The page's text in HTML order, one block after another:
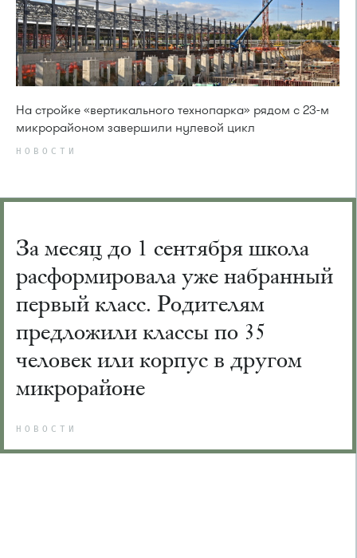
На стройке «вертикального технопарка» рядом с 23-м
микрорайоном завершили нулевой цикл
НОВОСТИ
За месяц до 1 сентября школа
расформировала уже набранный
первый класс. Родителям
предложили классы по 35
человек или корпус в другом
микрорайоне
НОВОСТИ